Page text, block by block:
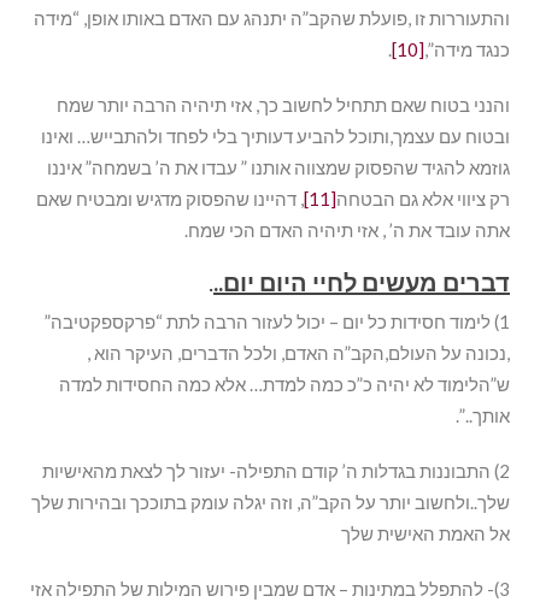
והתעוררות זו ,פועלת שהקב”ה יתנהג עם האדם באותו אופן, “מידה
כנגד מידה”,[10]
.
והנני בטוח שאם תתחיל לחשוב כך, אזי תיהיה הרבה יותר שמח
ובטוח עם עצמך,ותוכל להביע דעותיך בלי לפחד ולהתבייש… ואינו
גוזמא להגיד שהפסוק שמצווה אותנו ” עבדו את ה’ בשמחה” איננו
רק ציווי אלא גם הבטחה[11]
, דהיינו שהפסוק מדגיש ומבטיח שאם
אתה עובד את ה’ , אזי תיהיה האדם הכי שמח.
דברים מעשים לחיי היום יום...
1) לימוד חסידות כל יום – יכול לעזור הרבה לתת “פרקספקטיבה”
,נכונה על העולם,הקב”ה האדם, ולכל הדברים, העיקר הוא ,
ש”הלימוד לא יהיה כ”כ כמה למדת… אלא כמה החסידות למדה
אותך..”.
2) התבוננות בגדלות ה’ קודם התפילה- יעזור לך לצאת מהאישיות
שלך..ולחשוב יותר על הקב”ה, וזה יגלה עומק בתוככך ובהירות שלך
אל האמת האישית שלך
3)- להתפלל במתינות – אדם שמבין פירוש המילות של התפילה אזי